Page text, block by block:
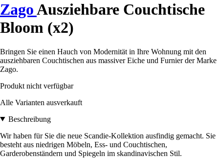
ZagoAusziehbare Couchtische
Bloom (x2)
Bringen Sie einen Hauch von Modernität in Ihre Wohnung mit den
ausziehbaren Couchtischen aus massiver Eiche und Furnier der Marke
Zago.
Produkt nicht verfügbar
Alle Varianten ausverkauft
Beschreibung
Wir haben für Sie die neue Scandie-Kollektion ausfindig gemacht. Sie
besteht aus niedrigen Möbeln, Ess- und Couchtischen,
Garderobenständern und Spiegeln im skandinavischen Stil.